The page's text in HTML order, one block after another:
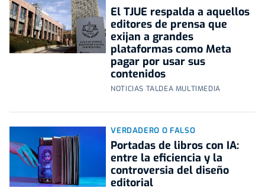
El TJUE respalda a aquellos
editores de prensa que
exijan a grandes
plataformas como Meta
pagar por usar sus
contenidos
NOTICIAS TALDEA MULTIMEDIA
VERDADERO O FALSO
Portadas de libros con IA:
entre la eficiencia y la
controversia del diseño
editorial